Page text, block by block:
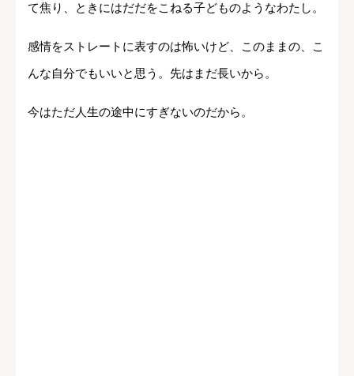
て焦り、ときにはだだをこねる子どものようなわたし。
感情をストレートに表すのは怖いけど、このままの、こ
んな自分でもいいと思う。先はまだ長いから。
今はただ人生の途中にすぎないのだから。